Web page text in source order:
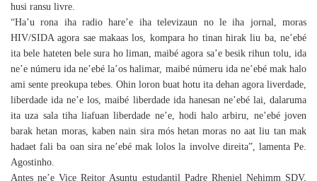
husi ransu livre.
“Ha’u rona iha radio hare’e iha televizaun no le iha jornal, moras
HIV/SIDA agora sae makaas los, kompara ho tinan hirak liu ba, ne’ebé
ita bele hateten bele sura ho liman, maibé agora sa’e besik rihun tolu, ida
ne’e númeru ida ne’ebé la’os halimar, maibé númeru ida ne’ebé mak halo
ami sente preokupa tebes. Ohin loron buat hotu ita dehan agora liverdade,
liberdade ida ne’e los, maibé liberdade ida hanesan ne’ebé lai, dalaruma
ita uza sala tiha liafuan liberdade ne’e, hodi halo arbiru, ne’ebé joven
barak hetan moras, kaben nain sira mós hetan moras no aat liu tan mak
hadaet fali ba oan sira ne’ebé mak lolos la involve direita”, lamenta Pe.
Agostinho.
Antes ne’e Vice Reitor Asuntu estudantil Padre Rheniel Nehimm SDV,